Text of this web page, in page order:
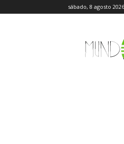
sábado, 8 agosto 2026